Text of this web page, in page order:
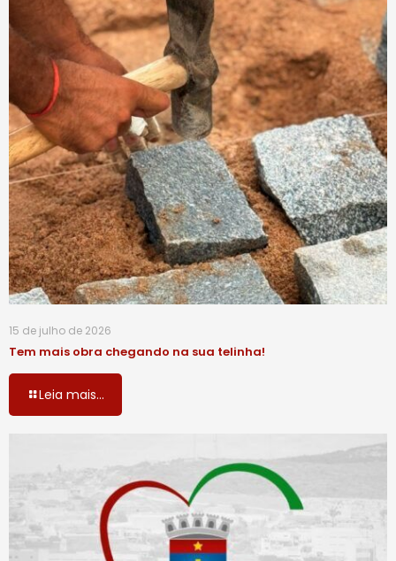
15 de julho de 2026
Tem mais obra chegando na sua telinha!
Leia mais...